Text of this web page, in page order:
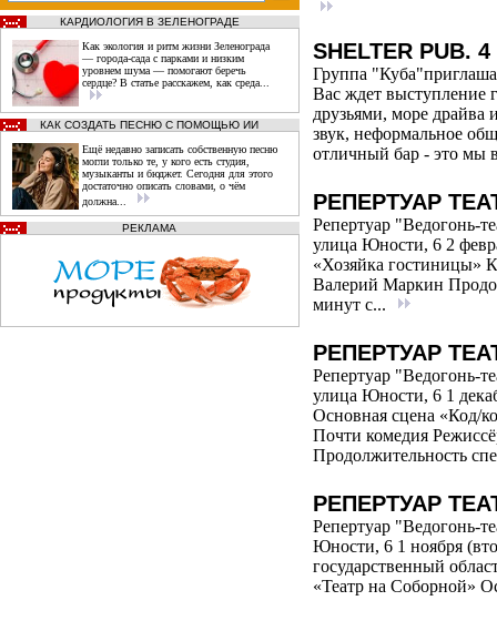
КАРДИОЛОГИЯ В ЗЕЛЕНОГРАДЕ
Как экология и ритм жизни Зеленограда
— города‑сада с парками и низким
уровнем шума — помогают беречь
сердце? В статье расскажем, как среда...
КАК СОЗДАТЬ ПЕСНЮ С ПОМОЩЬЮ ИИ
Ещё недавно записать собственную песню
могли только те, у кого есть студия,
музыканты и бюджет. Сегодня для этого
достаточно описать словами, о чём
должна...
РЕКЛАМА
SHELTER PUB.
Группа
Вас ждет выступление
друзьями, море
звук, неформальное
отличный бар - это мы
РЕПЕРТУАР
Репертуар "Ведогонь-
улица Юности, 6 2
«Хозяйка гостиницы»
Валерий Маркин
минут с...
РЕПЕРТУАР
Репертуар "Ведогонь-
улица Юности, 6 1
Основная сцена «Код/
Почти комедия
Продолжительность
РЕПЕРТУАР
Репертуар "Ведогонь-
Юности, 6 1 ноября
государственный
«Театр на Соборной»